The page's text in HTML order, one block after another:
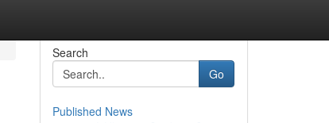
Search
Go
Published News